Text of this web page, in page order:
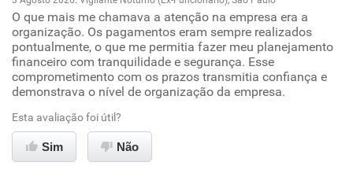
Oportunidade de promoção
Ambiente de trabalho
Conciliação com a vida familiar
Benefícios
O que mais me chamava a atenção na empresa era a
organização. Os pagamentos eram sempre realizados
pontualmente, o que me permitia fazer meu planejamento
financeiro com tranquilidade e segurança. Esse
comprometimento com os prazos transmitia confiança e
demonstrava o nível de organização da empresa.
Esta avaliação foi útil?
Sim Não